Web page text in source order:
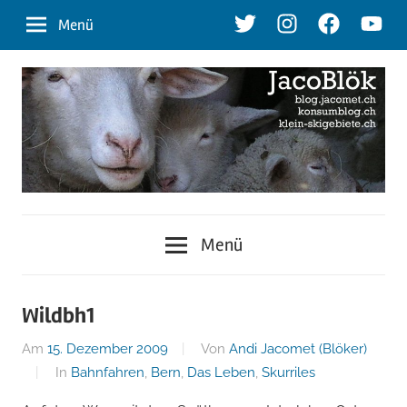
Inhalt
TwitterInstagramFacebook
Menü
der
Blog
klein-
Menü
Wildbh1
Am 15. Dezember 2009 Von Andi Jacomet (Blöker)
In Bahnfahren, Bern, Das Leben, Skurriles